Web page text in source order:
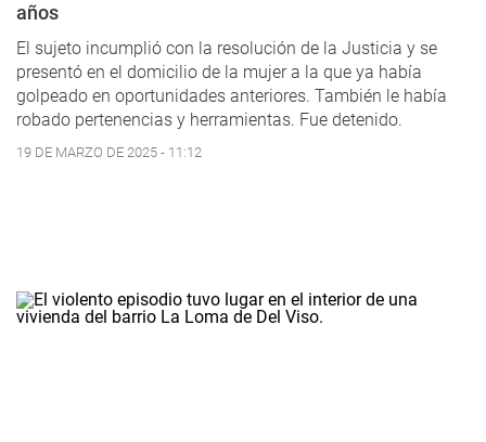
años
El sujeto incumplió con la resolución de la Justicia y se
presentó en el domicilio de la mujer a la que ya había
golpeado en oportunidades anteriores. También le había
robado pertenencias y herramientas. Fue detenido.
19 DE MARZO DE 2025 - 11:12